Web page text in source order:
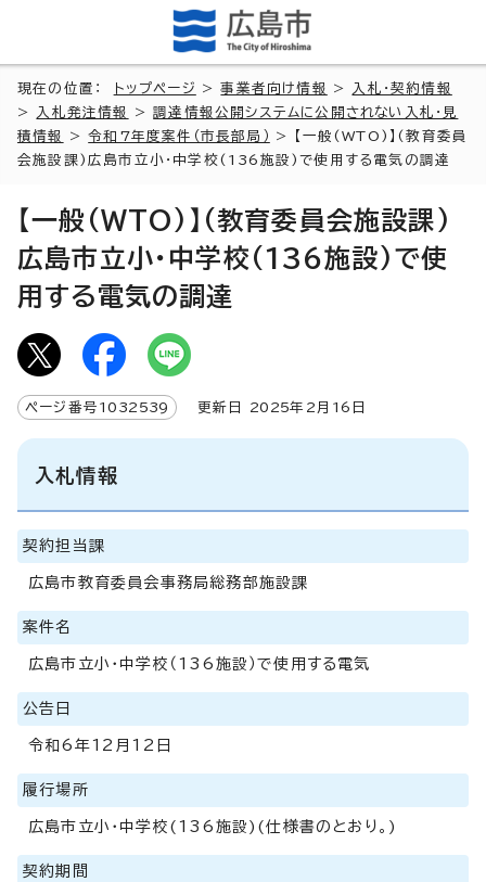
現在の位置： トップページ >事業者向け情報 >
入札・契約情報
>
入札発注情報 >調達情報公開システムに公開されない入札・見
積情報
>令和7年度案件（市長部局）
> 【一般(WTO)】(教育委員
会施設課)広島市立小・中学校(136施設)で使用する電気の調達
【一般(WTO)】(教育委員会施設課)
広島市立小・中学校(136施設)で使
用する電気の調達
ページ番号 1032539 更新日 2025年2月 16 日
入札情報
契約担当課
広島市教育委員会事務局総務部施設課
案件名
広島市立小・中学校（136施設）で使用する電気
公告日
令和6年12月12日
履行場所
広島市立小・中学校(136施設)(仕様書のとおり。)
契約期間